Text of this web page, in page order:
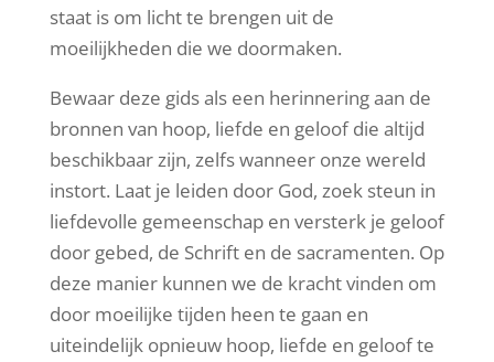
staat is om licht te brengen uit de
moeilijkheden die we doormaken.
Bewaar deze gids als een herinnering aan de
bronnen van hoop, liefde en geloof die altijd
beschikbaar zijn, zelfs wanneer onze wereld
instort. Laat je leiden door God, zoek steun in
liefdevolle gemeenschap en versterk je geloof
door gebed, de Schrift en de sacramenten. Op
deze manier kunnen we de kracht vinden om
door moeilijke tijden heen te gaan en
uiteindelijk opnieuw hoop, liefde en geloof te